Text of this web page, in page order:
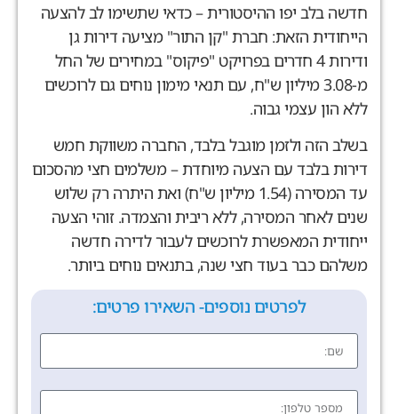
חדשה בלב יפו ההיסטורית – כדאי שתשימו לב להצעה
הייחודית הזאת: חברת "קן התור" מציעה דירות גן
ודירות 4 חדרים בפרויקט "פיקוס" במחירים של החל
מ-3.08 מיליון ש"ח, עם תנאי מימון נוחים גם לרוכשים
ללא הון עצמי גבוה.
בשלב הזה ולזמן מוגבל בלבד, החברה משווקת חמש
דירות בלבד עם הצעה מיוחדת – משלמים חצי מהסכום
עד המסירה (1.54 מיליון ש"ח) ואת היתרה רק שלוש
שנים לאחר המסירה, ללא ריבית והצמדה. זוהי הצעה
ייחודית המאפשרת לרוכשים לעבור לדירה חדשה
משלהם כבר בעוד חצי שנה, בתנאים נוחים ביותר.
לפרטים נוספים- השאירו פרטים: